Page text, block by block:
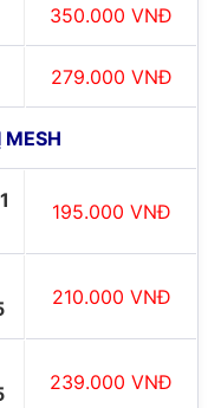
350.000 VNĐ
279.000 VNĐ
MESH
195.000 VNĐ
210.000 VNĐ
239.000 VNĐ